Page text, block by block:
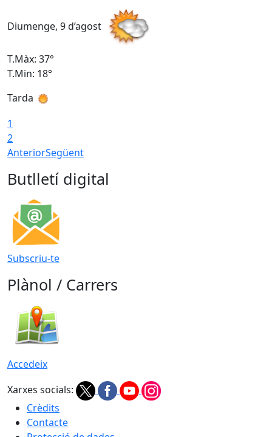
Diumenge, 9 d’agost
T.Màx: 37°
T.Min: 18°
Tarda
1
2
AnteriorSegüent
Butlletí digital
Subscriu-te
Plànol / Carrers
Accedeix
Xarxes socials:
Crèdits
Contacte